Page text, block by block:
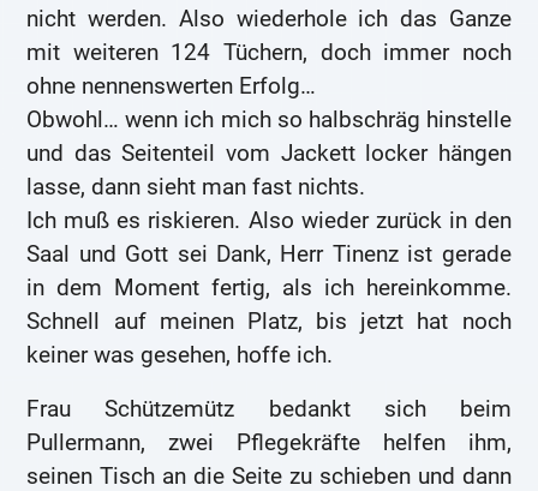
nicht werden. Also wiederhole ich das Ganze
mit weiteren 124 Tüchern, doch immer noch
ohne nennenswerten Erfolg…
Obwohl… wenn ich mich so halbschräg hinstelle
und das Seitenteil vom Jackett locker hängen
lasse, dann sieht man fast nichts.
Ich muß es riskieren. Also wieder zurück in den
Saal und Gott sei Dank, Herr Tinenz ist gerade
in dem Moment fertig, als ich hereinkomme.
Schnell auf meinen Platz, bis jetzt hat noch
keiner was gesehen, hoffe ich.
Frau Schützemütz bedankt sich beim
Pullermann, zwei Pflegekräfte helfen ihm,
seinen Tisch an die Seite zu schieben und dann